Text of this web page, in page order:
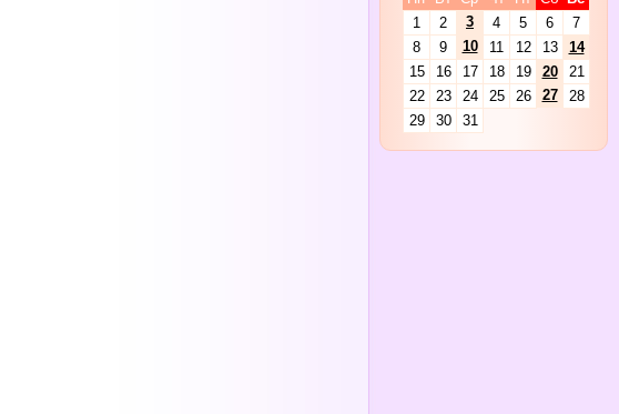
1
2 3 4 5 6
7
8
9 10 11 12 13
14
15
16 17 18 19 20
21
22
23 24 25 26 27
28
29
30 31